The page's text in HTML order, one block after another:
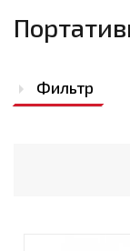
Фильтр